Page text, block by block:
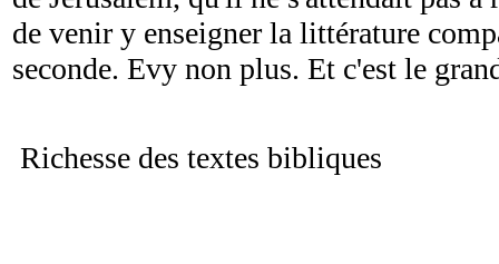
de venir y enseigner la littérature
seconde. Evy non plus. Et c'est le
Richesse des textes bibliques